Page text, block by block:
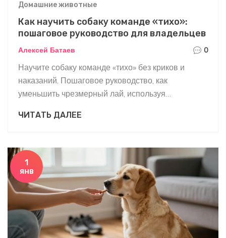
Домашние животные
Как научить собаку команде «тихо»:
пошаговое руководство для владельцев
Алексей Батаев 0
Научите собаку команде «тихо» без криков и
наказаний. Пошаговое руководство, как
уменьшить чрезмерный лай, используя
Подходит для всех пород и возрастов.
ЧИТАТЬ ДАЛЕЕ
1
янв